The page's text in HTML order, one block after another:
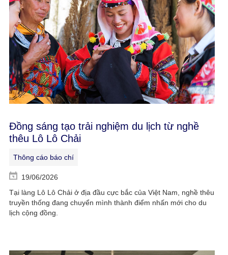
Đồng sáng tạo trải nghiệm du lịch từ nghề
thêu Lô Lô Chải
Thông cáo báo chí
19/06/2026
Tại làng Lô Lô Chải ở địa đầu cực bắc của Việt Nam, nghề thêu
truyền thống đang chuyển mình thành điểm nhấn mới cho du
lịch cộng đồng.